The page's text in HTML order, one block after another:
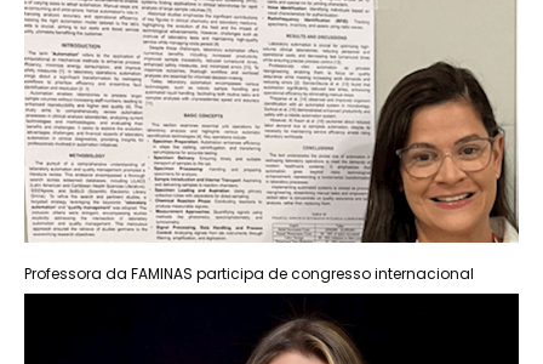
Professora da FAMINAS participa de congresso internacional